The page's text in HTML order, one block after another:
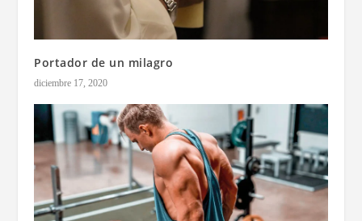
Portador de un milagro
diciembre 17, 2020